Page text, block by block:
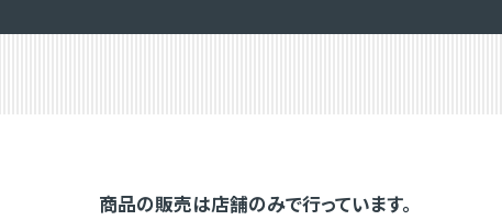
商品の販売は店舗のみで行っています。